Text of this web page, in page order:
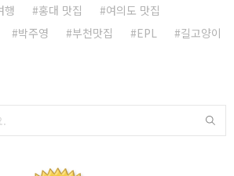
행 홍대 맛집
여의도 맛집
박주영 부천맛집 EPL 길고양이